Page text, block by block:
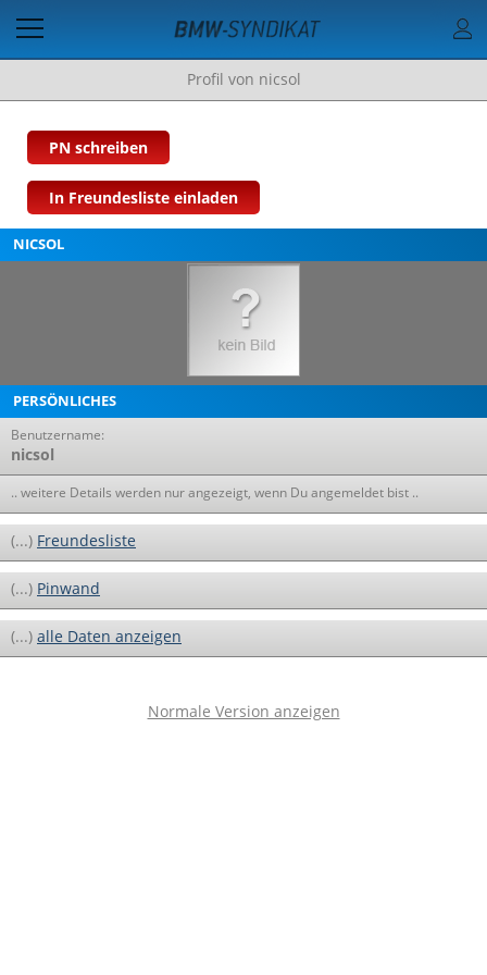
Profil von nicsol
PN schreiben
In Freundesliste einladen
NICSOL
PERSÖNLICHES
Benutzername:
nicsol
.. weitere Details werden nur angezeigt, wenn Du angemeldet bist ..
(...) Freundesliste
(...) Pinwand
(...) alle Daten anzeigen
Normale Version anzeigen